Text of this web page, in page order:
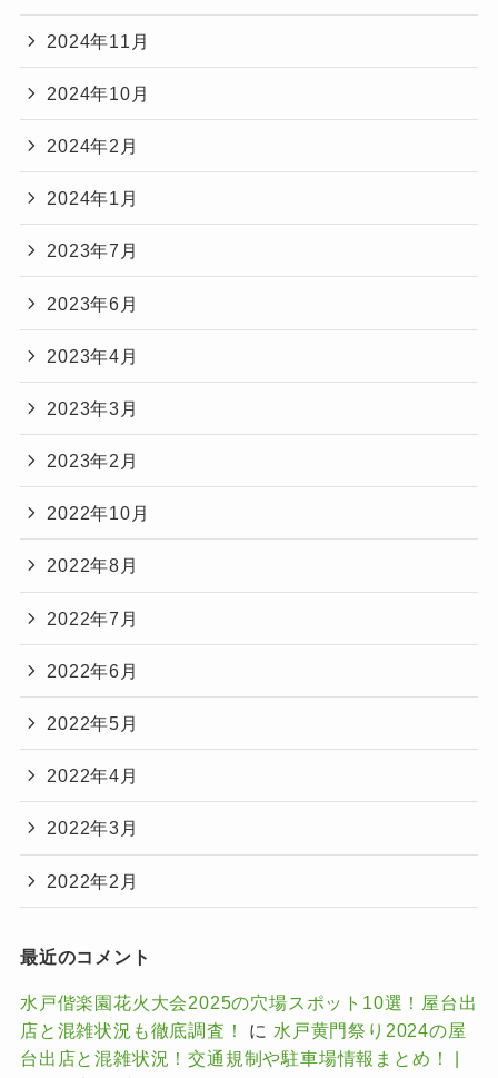
2024年11月
2024年10月
2024年2月
2024年1月
2023年7月
2023年6月
2023年4月
2023年3月
2023年2月
2022年10月
2022年8月
2022年7月
2022年6月
2022年5月
2022年4月
2022年3月
2022年2月
最近のコメント
水戸偕楽園花火大会2025の穴場スポット10選！屋台出
店と混雑状況も徹底調査！
に 水戸黄門祭り2024の屋
台出店と混雑状況！交通規制や駐車場情報まとめ！ |